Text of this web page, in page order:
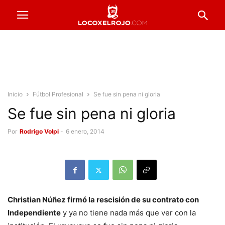
Inicio Fútbol Profesional Se fue sin pena ni gloria
Se fue sin pena ni gloria
Por Rodrigo Volpi - 6 enero, 2014
Christian Núñez firmó la rescisión de su contrato con
Independiente y ya no tiene nada más que ver con la